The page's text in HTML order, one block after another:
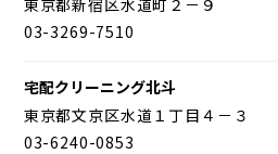
03-3269-7510
宅配クリーニング北斗
東京都文京区水道１丁目４－３
03-6240-0853